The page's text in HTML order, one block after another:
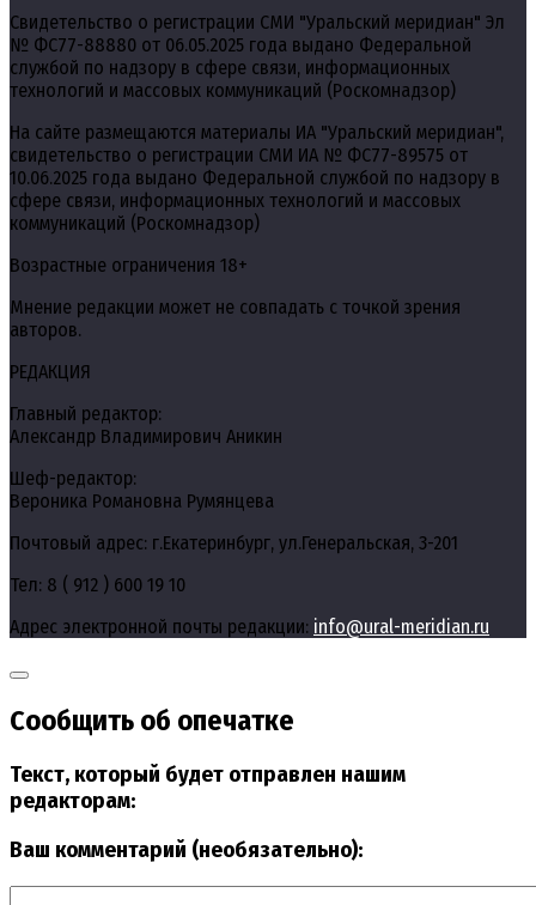
Свидетельство о регистрации СМИ "Уральский меридиан" Эл
№ ФС77-88880 от 06.05.2025 года выдано Федеральной
службой по надзору в сфере связи, информационных
технологий и массовых коммуникаций (Роскомнадзор)
На сайте размещаются материалы ИА "Уральский меридиан",
свидетельство о регистрации СМИ ИА № ФС77-89575 от
10.06.2025 года выдано Федеральной службой по надзору в
сфере связи, информационных технологий и массовых
коммуникаций (Роскомнадзор)
Возрастные ограничения 18+
Мнение редакции может не совпадать с точкой зрения
авторов.
РЕДАКЦИЯ
Главный редактор:
Александр Владимирович Аникин
Шеф-редактор:
Вероника Романовна Румянцева
Почтовый адрес: г.Екатеринбург, ул.Генеральская, 3-201
Тел: 8 ( 912 ) 600 19 10
Адрес электронной почты редакции: info@ural-meridian.ru
Сообщить об опечатке
Текст, который будет отправлен нашим
редакторам:
Ваш комментарий (необязательно):